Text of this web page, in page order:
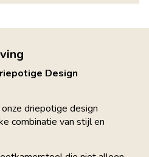
Design
driepotige design
combinatie van stijl en